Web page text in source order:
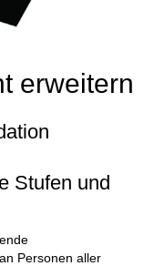
erweitern
Stufen und
Personen aller